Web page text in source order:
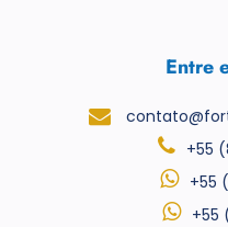
Entre
+55
+55
+55